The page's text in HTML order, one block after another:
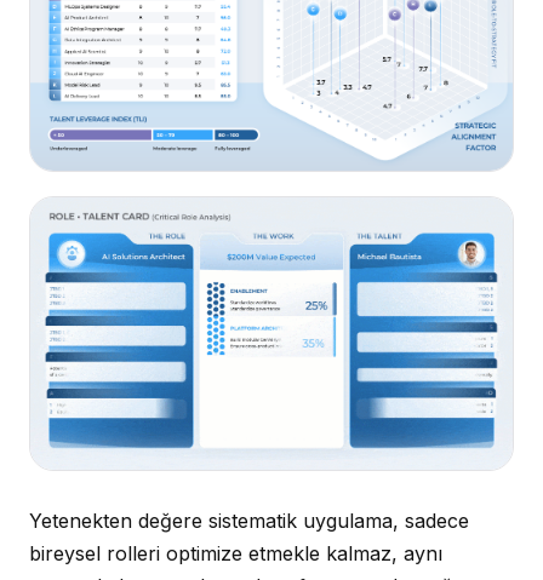
Yetenekten değere sistematik uygulama, sadece
bireysel rolleri optimize etmekle kalmaz, aynı